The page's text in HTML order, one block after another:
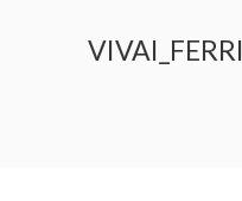
VIVAI_FERRI